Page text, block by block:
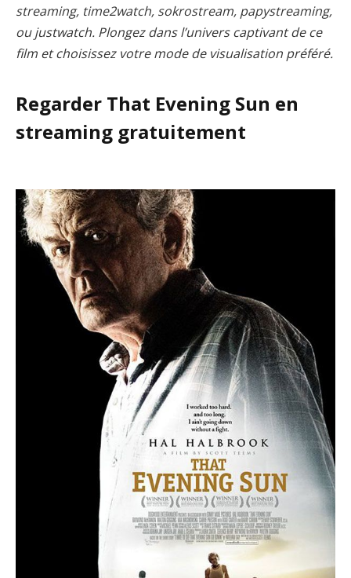
streaming, time2watch, sokrostream, papystreaming,
ou justwatch. Plongez dans l’univers captivant de ce
film et choisissez votre mode de visualisation préféré.
Regarder That Evening Sun en
streaming gratuitement